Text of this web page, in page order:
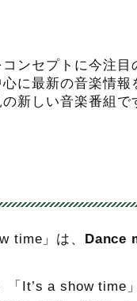
ンセプトに今注目
に最新の音楽情報
新しい音楽番組で
time」は、 Dance
「It’s a show time